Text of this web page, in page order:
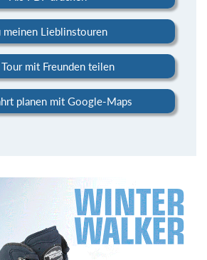
meinen Lieblinstouren
Tour mit Freunden teilen
planen mit Google-Maps